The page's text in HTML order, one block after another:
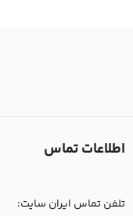
اطلاعات تماس
تلفن تماس ایران سایت: